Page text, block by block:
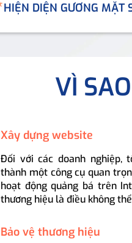
HIỆN DIỆN GƯƠNG MẶT
VÌ
Xây dựng website
Đối với các doanh nghiệp,
thành một công cụ quan
hoạt động quảng bá trên
thương hiệu là điều không
Bảo vệ thương hiệu